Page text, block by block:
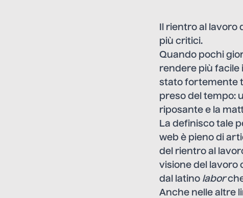
Il rientro al
più critici.
Quando pochi
rendere più facile
stato fortemente
preso del tempo:
riposante e la
La definisco tale
web è pieno di
del rientro al
visione del lavoro
dal latino labor
Anche nelle altre